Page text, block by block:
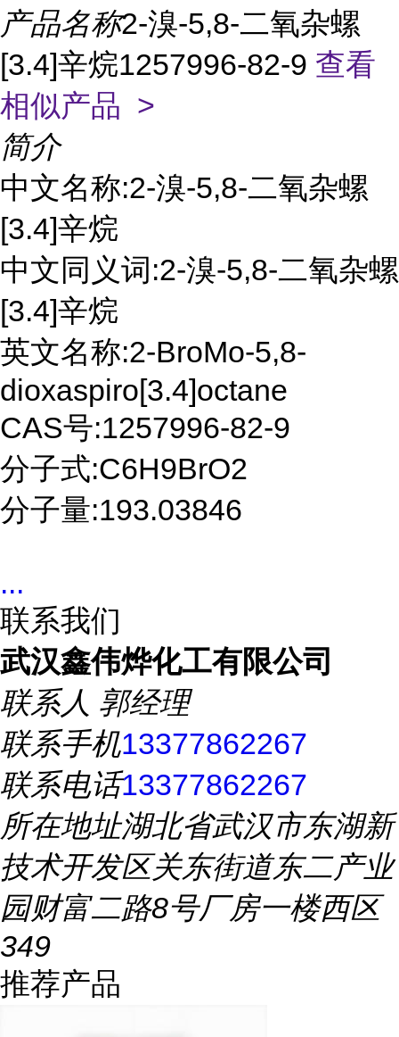
产品名称2-溴-5,8-二氧杂螺
[3.4]辛烷1257996-82-9 查看
相似产品 >
简介
中文名称:2-溴-5,8-二氧杂螺
[3.4]辛烷
中文同义词:2-溴-5,8-二氧杂螺
[3.4]辛烷
英文名称:2-BroMo-5,8-
dioxaspiro[3.4]octane
CAS号:1257996-82-9
分子式:C6H9BrO2
分子量:193.03846
...
联系我们
武汉鑫伟烨化工有限公司
联系人 郭经理
联系手机13377862267
联系电话13377862267
所在地址湖北省武汉市东湖新
技术开发区关东街道东二产业
园财富二路8号厂房一楼西区
349
推荐产品